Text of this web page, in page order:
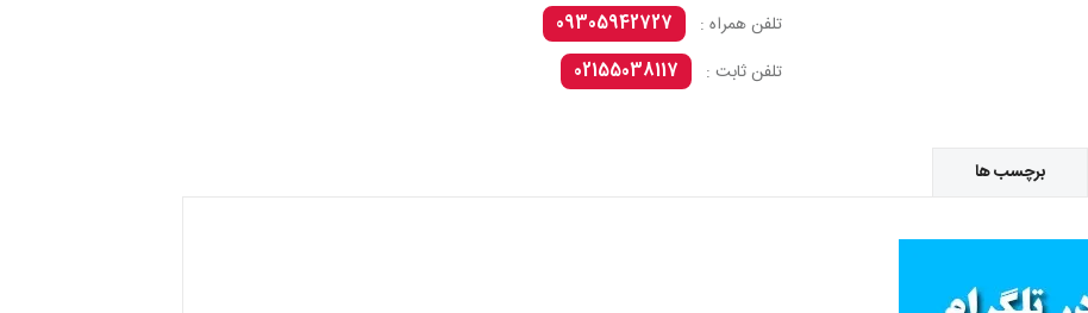
تلفن همراه :
09305942727
تلفن ثابت :
02155038117
برچسب ها